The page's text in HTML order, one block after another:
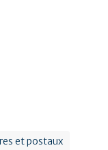
et postaux